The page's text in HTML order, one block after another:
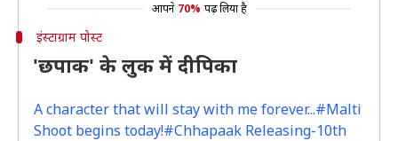
आपने 70% पढ़ लिया है
इंस्टाग्राम पोस्ट
'छपाक' के लुक में दीपिका
A character that will stay with me forever...#Malti
Shoot begins today!#Chhapaak Releasing-10th